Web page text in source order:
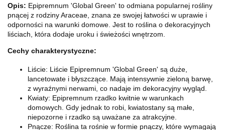
Opis: Epipremnum 'Global Green' to odmiana popularnej rośliny
pnącej z rodziny Araceae, znana ze swojej łatwości w uprawie i
odporności na warunki domowe. Jest to roślina o dekoracyjnych
liściach, która dodaje uroku i świeżości wnętrzom.
Cechy charakterystyczne:
Liście: Liście Epipremnum 'Global Green' są duże,
lancetowate i błyszczące. Mają intensywnie zieloną barwę,
z wyraźnymi nerwami, co nadaje im dekoracyjny wygląd.
Kwiaty: Epipremnum rzadko kwitnie w warunkach
domowych. Gdy jednak to robi, kwiatostany są małe,
niepozorne i rzadko są uważane za atrakcyjne.
Pnącze: Roślina ta rośnie w formie pnączy, które wymagają